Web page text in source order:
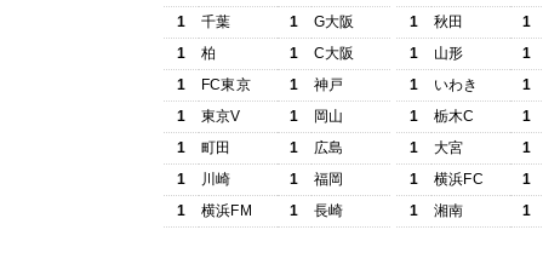
1
千葉 1
G大阪
1
柏 1
C大阪
1
FC東京 1
神戸
1
東京V 1
岡山
1
町田 1
広島
1
川崎 1
福岡
1
横浜FM 1 長崎
1
秋田
1
1
山形
1
1
いわき
1
1
栃木C
1
1
大宮
1
1
横浜FC
1
1
湘南 1